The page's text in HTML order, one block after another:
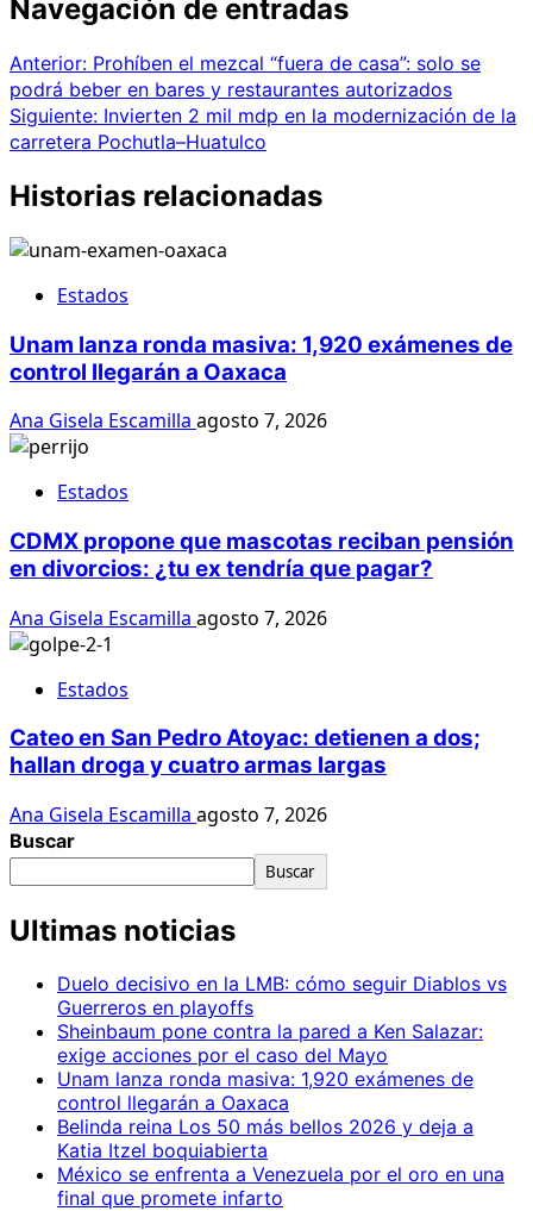
Navegación de entradas
Anterior: Prohíben el mezcal “fuera de casa”: solo se
podrá beber en bares y restaurantes autorizados
Siguiente: Invierten 2 mil mdp en la modernización de la
carretera Pochutla–Huatulco
Historias relacionadas
Estados
Unam lanza ronda masiva: 1,920 exámenes de
control llegarán a Oaxaca
Ana Gisela Escamilla agosto 7, 2026
Estados
CDMX propone que mascotas reciban pensión
en divorcios: ¿tu ex tendría que pagar?
Ana Gisela Escamilla agosto 7, 2026
Estados
Cateo en San Pedro Atoyac: detienen a dos;
hallan droga y cuatro armas largas
Ana Gisela Escamilla agosto 7, 2026
Buscar
Buscar
Ultimas noticias
Duelo decisivo en la LMB: cómo seguir Diablos vs
Guerreros en playoffs
Sheinbaum pone contra la pared a Ken Salazar:
exige acciones por el caso del Mayo
Unam lanza ronda masiva: 1,920 exámenes de
control llegarán a Oaxaca
Belinda reina Los 50 más bellos 2026 y deja a
Katia Itzel boquiabierta
México se enfrenta a Venezuela por el oro en una
final que promete infarto